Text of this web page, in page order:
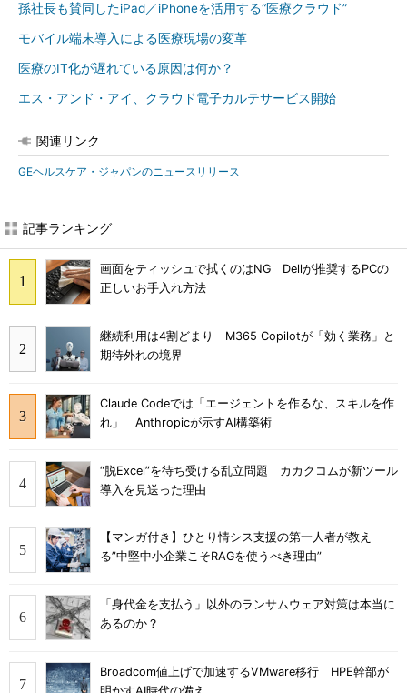
孫社長も賛同したiPad／iPhoneを活用する“医療クラウド”
モバイル端末導入による医療現場の変革
医療のIT化が遅れている原因は何か？
エス・アンド・アイ、クラウド電子カルテサービス開始
関連リンク
GEヘルスケア・ジャパンのニュースリリース
記事ランキング
画面をティッシュで拭くのはNG Dellが推奨するPCの
正しいお手入れ方法
継続利用は4割どまり M365 Copilotが「効く業務」と
期待外れの境界
Claude Codeでは「エージェントを作るな、スキルを作
れ」 Anthropicが示すAI構築術
“脱Excel”を待ち受ける乱立問題 カカクコムが新ツール
導入を見送った理由
【マンガ付き】ひとり情シス支援の第一人者が教え
る”中堅中小企業こそRAGを使うべき理由”
「身代金を支払う」以外のランサムウェア対策は本当に
あるのか？
Broadcom値上げで加速するVMware移行 HPE幹部が